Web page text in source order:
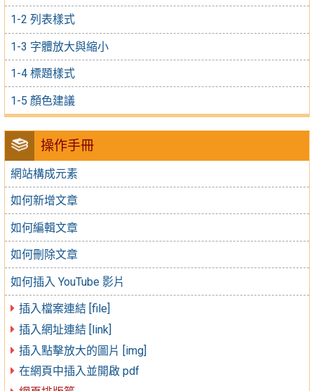
1-2 列表樣式
1-3 字體放大與縮小
1-4 標題樣式
1-5 顏色建議
操作手冊
網站構成元素
如何新增文章
如何編輯文章
如何刪除文章
如何插入 YouTube 影片
插入檔案連結 [file]
插入網址連結 [link]
插入點擊放大的圖片 [img]
在網頁中插入並開啟 pdf